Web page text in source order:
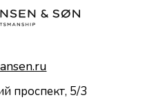
проспект, 5/3